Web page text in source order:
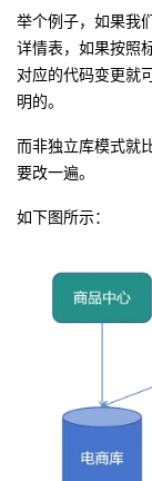
举个例子，如果我
详情表，如果按照
对应的代码变更就
明的。
而非独立库模式就
要改一遍。
如下图所示：